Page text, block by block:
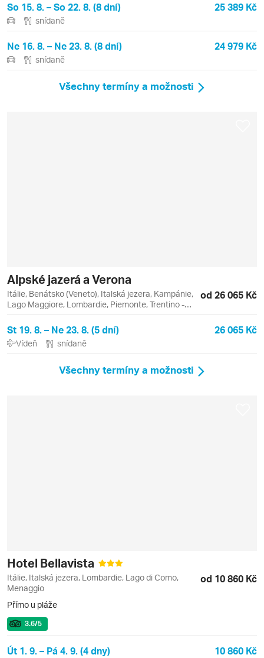
So 15. 8. – So 22. 8. (8 dní) 25 389 Kč
snídaně
Ne 16. 8. – Ne 23. 8. (8 dní) 24 979 Kč
snídaně
Všechny termíny a možnosti
Alpské jazerá a Verona
Itálie, Benátsko (Veneto), Italská jezera, Kampánie,
Lago Maggiore, Lombardie, Piemonte, Trentino -
Alto Adige, Bergamo, Como, Lago, Lago d'Iseo, Lago
di Como, Lago di Garda, Riva del Garda, Sirmione,
Stresa, Verona
od 26 065 Kč
St 19. 8. – Ne 23. 8. (5 dní) 26 065 Kč
Vídeň snídaně
Všechny termíny a možnosti
Hotel Bellavista
Itálie, Italská jezera, Lombardie, Lago di Como,
Menaggio
od 10 860 Kč
Přímo u pláže
3.6/5
Út 1. 9. – Pá 4. 9. (4 dny) 10 860 Kč